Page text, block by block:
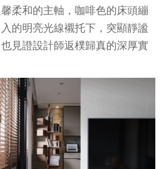
柔和的主軸，咖啡色的床頭繃
的明亮光線襯托下，突顯靜謐
見證設計師返樸歸真的深厚實